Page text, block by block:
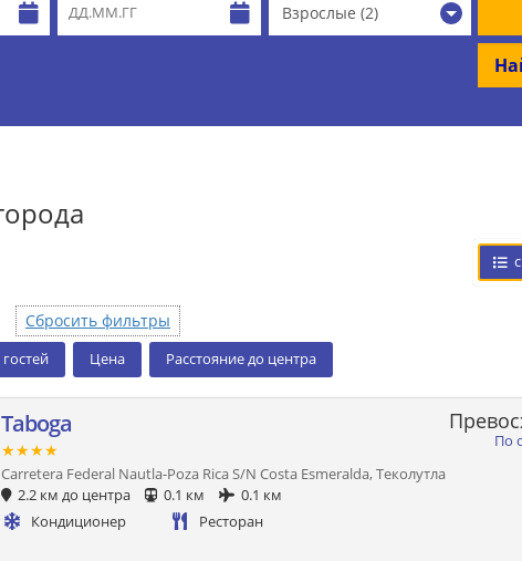
Взрослые (2)
Сбросить фильтры
Цена Расстояние до центра
Taboga
★★★★
Carretera Federal Nautla-Poza Rica S/N Costa Esmeralda, Теколутла
2.2 км до центра
0.1 км
0.1 км
Кондиционер
Ресторан
По